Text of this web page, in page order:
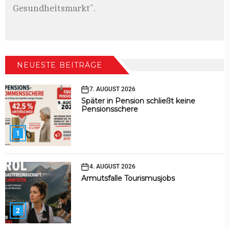
Gesundheitsmarkt”.
NEUESTE BEITRÄGE
1
7. AUGUST 2026
Später in Pension schließt keine
Pensionsschere
2
4. AUGUST 2026
Armutsfalle Tourismusjobs